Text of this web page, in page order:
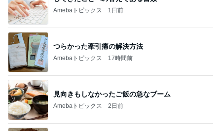
Amebaトピックス 1日前
つらかった牽引痛の解決方法
Amebaトピックス 17時間前
見向きもしなかったご飯の急なブーム
Amebaトピックス 2日前